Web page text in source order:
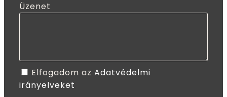
Üzenet
Elfogadom az Adatvédelmi
irányelveket